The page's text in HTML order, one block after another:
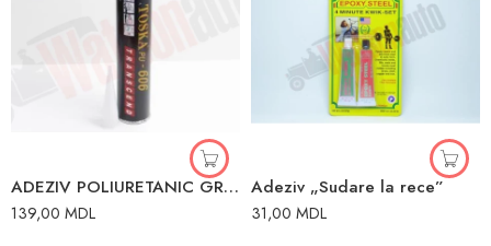
ADEZIV POLIURETANIC GR606
139,00 MDL
Adeziv „Sudare la rece”
31,00 MDL